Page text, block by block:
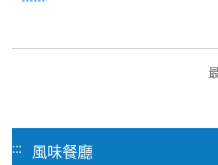
::: 風味餐廳